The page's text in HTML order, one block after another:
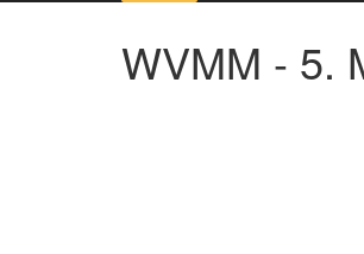
WVMM - 5.